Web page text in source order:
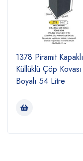
1378 Piramit Kapaklı
Küllüklü Çöp Kovası
Boyalı 54 Litre